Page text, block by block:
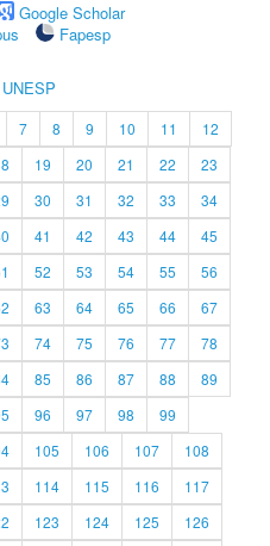
Google Scholar
Fapesp
7 8 9 10 11
12
19 20 21 22
23
30 31 32 33
34
41 42 43 44
45
52 53 54 55
56
63 64 65 66
67
74 75 76 77
78
85 86 87 88
89
96 97 98
99
105 106 107
108
114 115 116
117
123 124 125
126